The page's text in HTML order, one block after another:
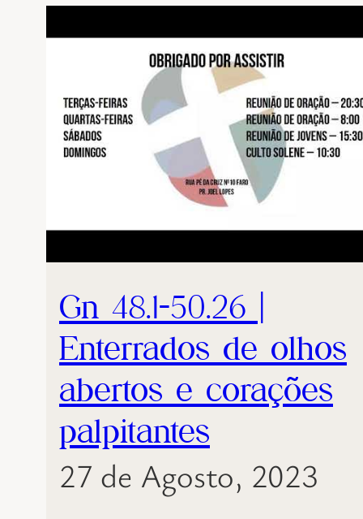
Gn 48.1-50.26 |
Enterrados de olhos
abertos e corações
palpitantes
27 de Agosto, 2023